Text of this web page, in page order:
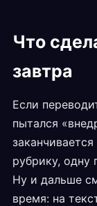
Что
завтра
Если
пытался
рубрику, одну
Ну и дальше
время: на